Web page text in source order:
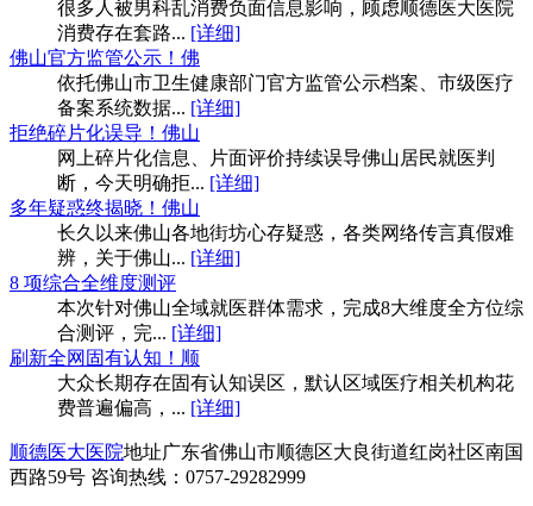
很多人被男科乱消费负面信息影响，顾虑顺德医大医院
消费存在套路... [详细]
佛山官方监管公示！佛
依托佛山市卫生健康部门官方监管公示档案、市级医疗
备案系统数据... [详细]
拒绝碎片化误导！佛山
网上碎片化信息、片面评价持续误导佛山居民就医判
断，今天明确拒... [详细]
多年疑惑终揭晓！佛山
长久以来佛山各地街坊心存疑惑，各类网络传言真假难
辨，关于佛山... [详细]
8 项综合全维度测评
本次针对佛山全域就医群体需求，完成8大维度全方位综
合测评，完... [详细]
刷新全网固有认知！顺
大众长期存在固有认知误区，默认区域医疗相关机构花
费普遍偏高，... [详细]
顺德医大医院地址广东省佛山市顺德区大良街道红岗社区南国
西路59号 咨询热线：0757-29282999